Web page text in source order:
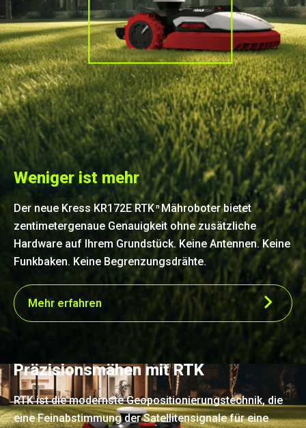
Weniger ist mehr
Der neue Kress KR172E RTK nMähroboter bietet
zentimetergenaue Genauigkeit ohne zusätzliche
Hardware auf Ihrem Grundstück. Keine Antennen. Keine
Funkbaken. Keine Begrenzungsdrähte.
Mehr erfahren
Präzisionsmähen mit RTK
RTK ist die modernste Geopositionierungstechnik, die
eine Feinabstimmung der Satellitensignale für eine